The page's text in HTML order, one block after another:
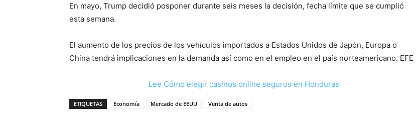
En mayo, Trump decidió posponer durante seis meses la decisión, fecha límite que se cumplió
esta semana.
El aumento de los precios de los vehículos importados a Estados Unidos de Japón, Europa o
China tendrá implicaciones en la demanda así como en el empleo en el país norteamericano. EFE
Lee Cómo elegir casinos online seguros en Honduras
ETIQUETAS Economía Mercado de EEUU Venta de autos